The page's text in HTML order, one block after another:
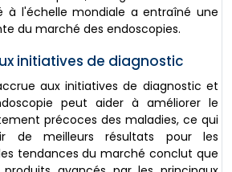
à l'échelle mondiale a entraîné une
du marché des endoscopies.
initiatives de diagnostic
aux initiatives de diagnostic et
peut aider à améliorer le
précoces des maladies, ce qui
de meilleurs résultats pour les
tendances du marché conclut que